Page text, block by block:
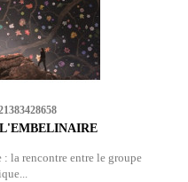
la rencontre entre le groupe